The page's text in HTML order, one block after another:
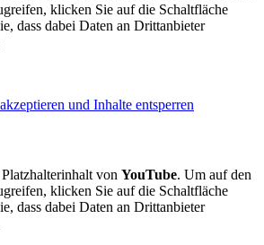
klicken Sie auf die Schaltfläche
dass dabei Daten an Drittanbieter
und Inhalte entsperren
Platzhalterinhalt von YouTube. Um auf den
klicken Sie auf die Schaltfläche
dass dabei Daten an Drittanbieter